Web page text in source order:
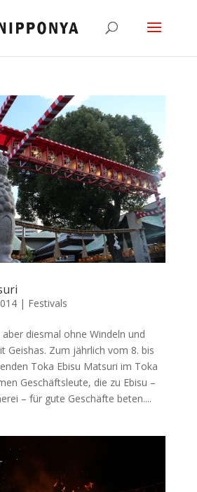
| Festivals
diesmal ohne Windeln und
Geishas. Zum jährlich vom 8. bis
Toka Ebisu Matsuri im Toka
Geschäftsleute, die zu Ebisu –
– für gute Geschäfte beten....